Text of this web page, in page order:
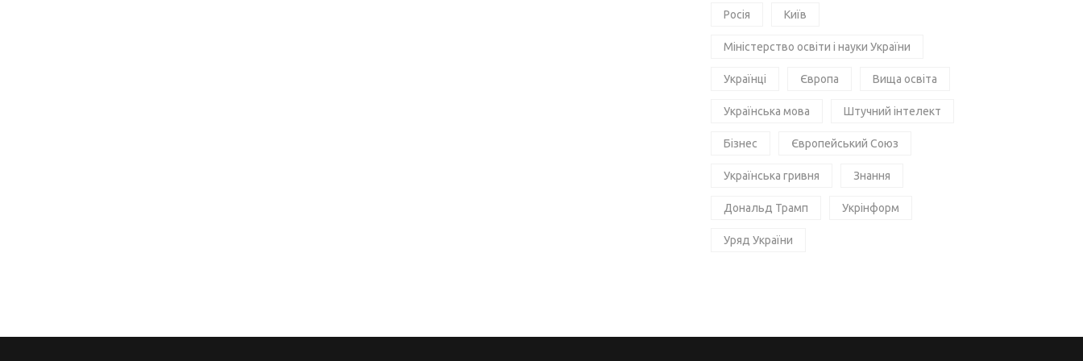
Росія Київ
Міністерство освіти і науки України
Українці Європа Вища освіта
Українська мова Штучний інтелект
Бізнес Європейський Союз
Українська гривня Знання
Дональд Трамп Укрінформ
Уряд України